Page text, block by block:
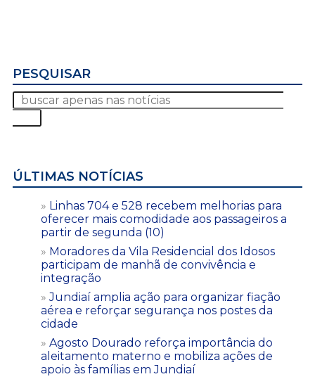
PESQUISAR
ÚLTIMAS NOTÍCIAS
Linhas 704 e 528 recebem melhorias para
oferecer mais comodidade aos passageiros a
partir de segunda (10)
Moradores da Vila Residencial dos Idosos
participam de manhã de convivência e
integração
Jundiaí amplia ação para organizar fiação
aérea e reforçar segurança nos postes da
cidade
Agosto Dourado reforça importância do
aleitamento materno e mobiliza ações de
apoio às famílias em Jundiaí